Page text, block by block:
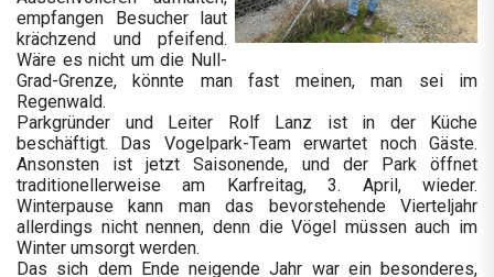
empfangen Besucher laut
krächzend und pfeifend.
Wäre es nicht um die Null-
Grad-Grenze, könnte man fast meinen, man sei im
Regenwald.
Parkgründer und Leiter Rolf Lanz ist in der Küche
beschäftigt. Das Vogelpark-Team erwartet noch Gäste.
Ansonsten ist jetzt Saisonende, und der Park öffnet
traditionellerweise am Karfreitag, 3. April, wieder.
Winterpause kann man das bevorstehende Vierteljahr
allerdings nicht nennen, denn die Vögel müssen auch im
Winter umsorgt werden.
Das sich dem Ende neigende Jahr war ein besonderes,